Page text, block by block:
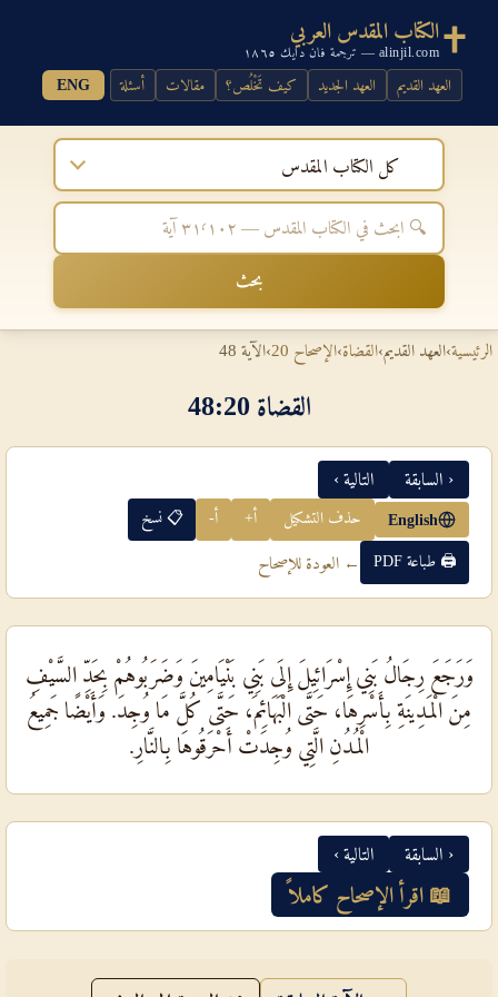
الكتاب المقدس العربي
alinjil.com — ترجمة فان دايك ١٨٦٥
العهد القديم العهد الجديد كيف تَخْلُص؟ مقالات أسئلة ENG
كل الكتاب المقدس
بحث
الرئيسية›العهد القديم›القضاة›الإصحاح 20 ›الآية 48
القضاة 20‏:‏48
‹ السابقة التالية ›
English حذف التشكيل أ+ أ- 📋 نسخ
🖨 طباعة PDF ← العودة للإصحاح
وَرَجَعَ رِجَالُ بَنِي إِسْرَائِيلَ إِلَى بَنِي بَنْيَامِينَ وَضَرَبُوهُمْ بِحَدِّ السَّيْفِ
مِنَ الْمَدِينَةِ بِأَسْرِهَا، حَتَّى الْبَهَائِمَ، حَتَّى كُلَّ مَا وُجِدَ. وَأَيْضًا جَمِيعُ
الْمُدُنِ الَّتِي وُجِدَتْ أَحْرَقُوهَا بِالنَّارِ.
‹ السابقة التالية ›
📖 اقرأ الإصحاح كاملاً